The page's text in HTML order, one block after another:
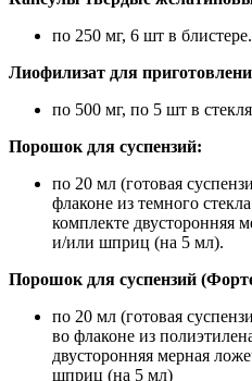
по 250 мг, 6 шт в блистере.
Лиофилизат для
по 500 мг, по 5 шт в
Порошок для суспензий:
по 20 мл (готовая
флаконе из темного
комплекте двусторонняя
и/или шприц (на 5 мл).
Порошок для суспензий
по 20 мл (готовая
во флаконе из
двусторонняя мерная
шприц (на 5 мл)